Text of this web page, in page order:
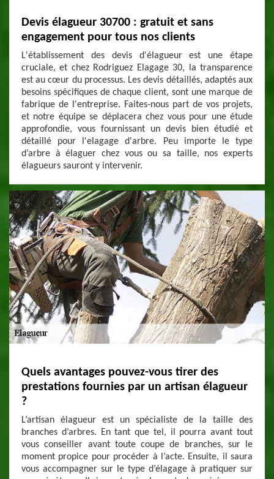
Devis élagueur 30700 : gratuit et sans
engagement pour tous nos clients
L'établissement des devis d'élagueur est une étape
cruciale, et chez Rodriguez Elagage 30, la transparence
est au cœur du processus. Les devis détaillés, adaptés aux
besoins spécifiques de chaque client, sont une marque de
fabrique de l'entreprise. Faites-nous part de vos projets,
et notre équipe se déplacera chez vous pour une étude
approfondie, vous fournissant un devis bien étudié et
détaillé pour l'elagage d'arbre. Peu importe le type
d’arbre à élaguer chez vous ou sa taille, nos experts
élagueurs sauront y intervenir.
Quels avantages pouvez-vous tirer des
prestations fournies par un artisan élagueur
?
L’artisan élagueur est un spécialiste de la taille des
branches d’arbres. En tant que tel, il pourra avant tout
vous conseiller avant toute coupe de branches, sur le
moment propice pour procéder à l’acte. Ensuite, il saura
vous accompagner sur le type d’élagage à pratiquer sur